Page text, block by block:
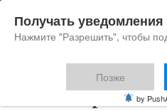
«Мастерская
Получать уведомления
Нажмите "Разрешить", чтобы
Позже
by